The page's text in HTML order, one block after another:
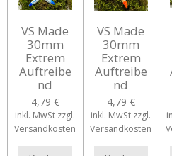
VS Made
30mm
Extrem
Auftreibe
nd
4,79 €
inkl. MwSt zzgl.
Versandkosten
VS Made
30mm
Extrem
Auftreibe
nd
4,79 €
inkl. MwSt zzgl.
Versandkosten